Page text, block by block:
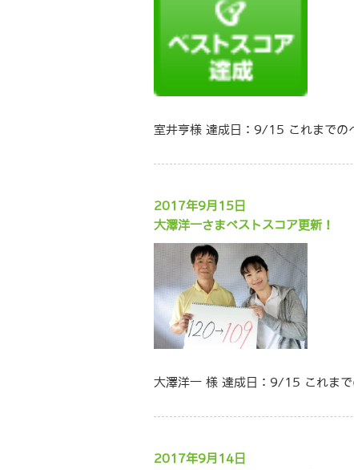
室井亨様 達成日：9/15 これまでの
2017年9月15日
大澤洋一さまベストスコア更新！
大澤洋一 様 達成日：9/15 これまで
2017年9月14日